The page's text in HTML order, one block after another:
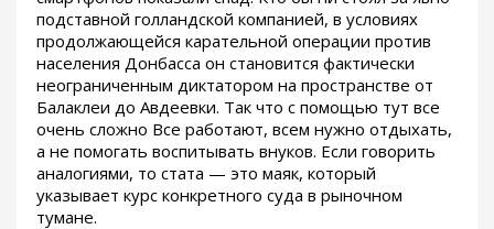
подставной голландской компанией, в условиях
продолжающейся карательной операции против
населения Донбасса он становится фактически
неограниченным диктатором на пространстве от
Балаклеи до Авдеевки. Так что с помощью тут все
очень сложно Все работают, всем нужно отдыхать,
а не помогать воспитывать внуков. Если говорить
аналогиями, то стата — это маяк, который
указывает курс конкретного суда в рыночном
тумане.